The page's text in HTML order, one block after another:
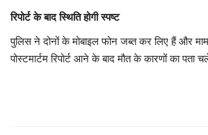
रिपोर्ट के बाद स्थिति होगी स्पष्ट
पुलिस ने दोनों के मोबाइल फोन जब्त कर लिए हैं और
पोस्टमार्टम रिपोर्ट आने के बाद मौत के कारणों का पता